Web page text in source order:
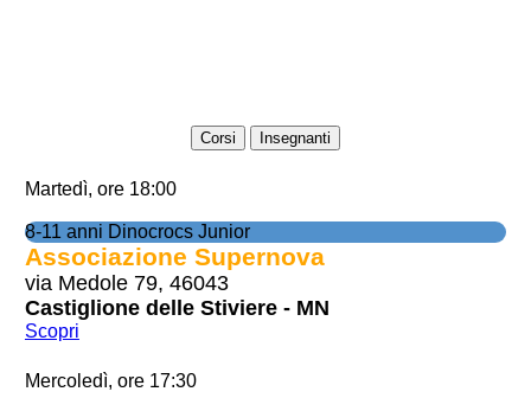
Corsi Insegnanti
Martedì, ore 18:00
8-11 anni Dinocrocs Junior
Associazione Supernova
via Medole 79, 46043
Castiglione delle Stiviere - MN
Scopri
Mercoledì, ore 17:30